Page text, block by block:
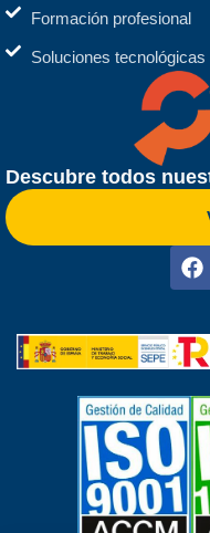
Formación profesional
Soluciones tecnológicas
Descubre todos